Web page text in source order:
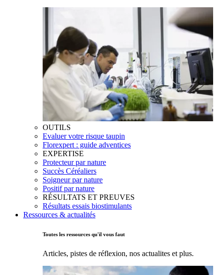
OUTILS
Evaluer votre risque taupin
Florexpert : guide adventices
EXPERTISE
Protecteur par nature
Succès Céréaliers
Soigneur par nature
Positif par nature
RÉSULTATS ET PREUVES
Résultats essais biostimulants
Ressources & actualités
Toutes les ressources qu'il vous faut
Articles, pistes de réflexion, nos actualites et plus.